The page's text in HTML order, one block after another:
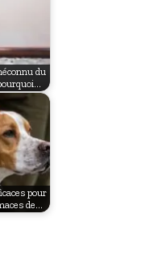
du
pour
de…